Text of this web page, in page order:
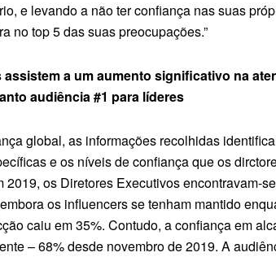
e levando a não ter confiança nas suas
no top 5 das suas preocupações.”
assistem a um aumento significativo na
audiência #1 para líderes
global, as informações recolhidas
e os níveis de confiança que os
2019, os Diretores Executivos encontravam-
os influencers se tenham mantido
caiu em 35%. Contudo, a confiança em
– 68% desde novembro de 2019. A